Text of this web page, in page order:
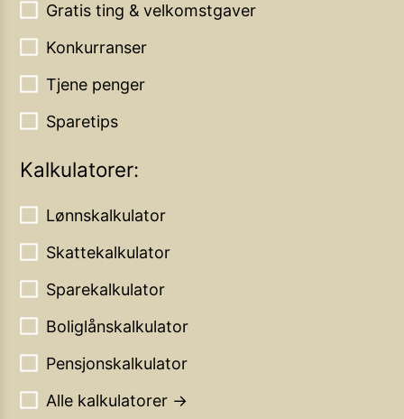
Gratis ting & velkomstgaver
Konkurranser
Tjene penger
Sparetips
Kalkulatorer:
Lønnskalkulator
Skattekalkulator
Sparekalkulator
Boliglånskalkulator
Pensjonskalkulator
Alle kalkulatorer →